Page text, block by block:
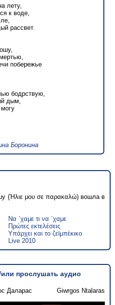
лету,
к воде,
рассвет.
побережье
бодрствую,
дым,
Боронина
(Ήλιε μου σε παρακαλώ) вошла в
Να `χαμε τι να `χαμε
Πρώτες εκτελέσεις
Υπάρχει και το ζεϊμπέκικο
Live 2010
прослушать аудио
Даларас Giwrgos Ntalaras